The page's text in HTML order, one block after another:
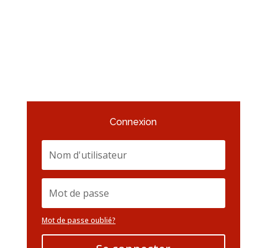
Connexion
Mot de passe oublié?